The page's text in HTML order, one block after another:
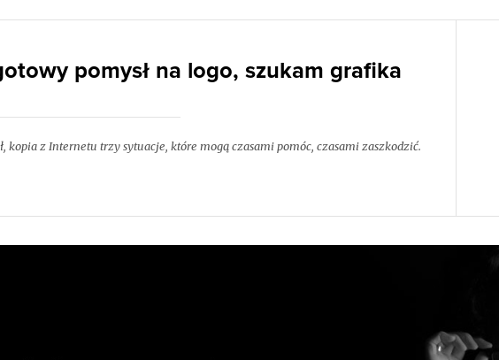
pomysł na logo, szukam grafika
kopia z Internetu trzy sytuacje, które mogą czasami pomóc, czasami zaszkodzić.